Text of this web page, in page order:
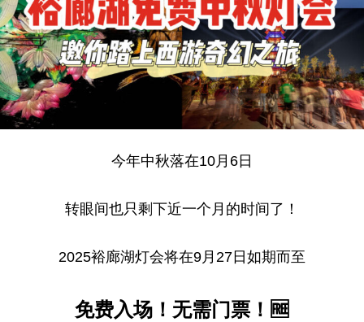
今年中秋落在10月6日
转眼间也只剩下近一个月的时间了！
2025裕廊湖灯会将在9月27日如期而至
免费入场！无需门票！🆓